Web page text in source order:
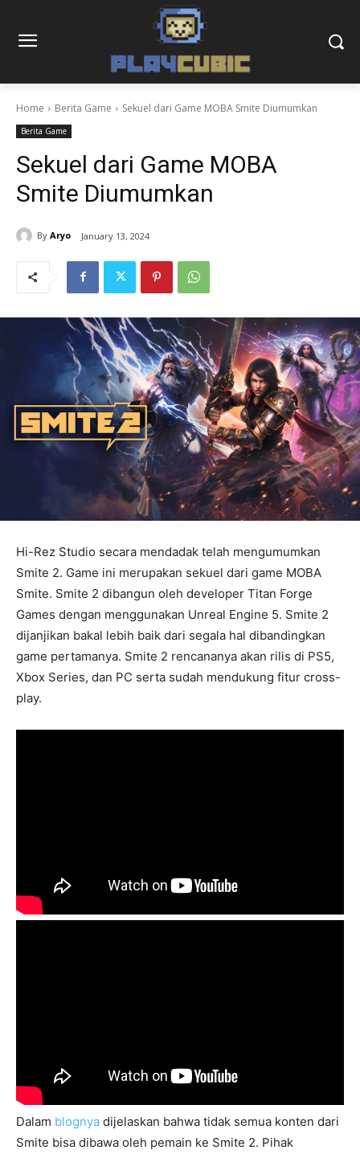
Home Berita Game Sekuel dari Game MOBA Smite Diumumkan
Berita Game
Sekuel dari Game MOBA
Smite Diumumkan
By Aryo January 13, 2024
Hi-Rez Studio secara mendadak telah mengumumkan
Smite 2. Game ini merupakan sekuel dari game MOBA
Smite. Smite 2 dibangun oleh developer Titan Forge
Games dengan menggunakan Unreal Engine 5. Smite 2
dijanjikan bakal lebih baik dari segala hal dibandingkan
game pertamanya. Smite 2 rencananya akan rilis di PS5,
Xbox Series, dan PC serta sudah mendukung fitur cross-
play.
Dalam blognya dijelaskan bahwa tidak semua konten dari
Smite bisa dibawa oleh pemain ke Smite 2. Pihak